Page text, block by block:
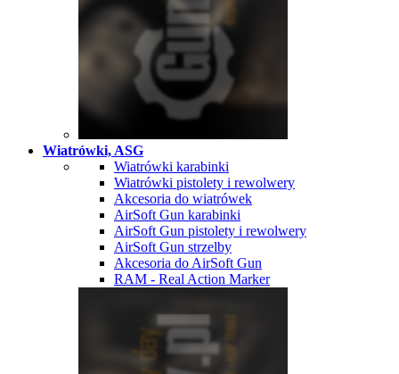
Wiatrówki, ASG
Wiatrówki karabinki
Wiatrówki pistolety i rewolwery
Akcesoria do wiatrówek
AirSoft Gun karabinki
AirSoft Gun pistolety i rewolwery
AirSoft Gun strzelby
Akcesoria do AirSoft Gun
RAM - Real Action Marker